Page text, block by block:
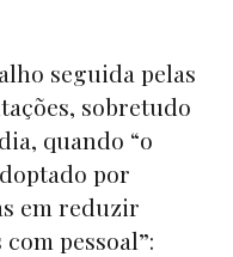
seguida pelas
sobretudo
quando “o
por
em reduzir
pessoal”: